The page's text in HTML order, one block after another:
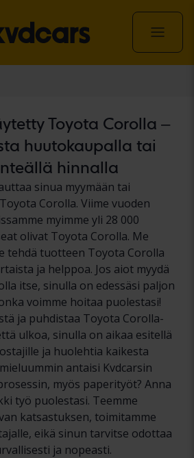
Toyota Corolla –
huutokaupalla tai
hinnalla
sinua myymään tai
Corolla. Viime vuoden
myimme yli 28 000
olivat Toyota Corolla. Me
tehdä tuotteen Toyota Corolla
ja helppoa. Jos aiot myydä
itse, sinulla on edessäsi paljon
voimme hoitaa puolestasi!
ja puhdistaa Toyota Corolla-
ulkoa, sinulla on aikaa esitellä
ja huolehtia kaikesta
antaisi Kvdcarsin
myös paperityöt? Anna
työ puolestasi. Teemme
katsastuksen, toimitamme
eikä sinun tarvitse odottaa
ja nopeasti.